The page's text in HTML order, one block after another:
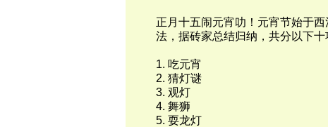
正月十五闹元宵叻！元宵节始于
法，据砖家总结归纳，共分以下十
1. 吃元宵
2. 猜灯谜
3. 观灯
4. 舞狮
5. 耍龙灯